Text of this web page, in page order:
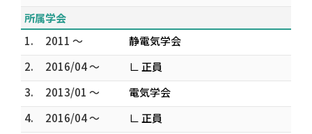
所属学会
1.
2011 ～
静電気学会
2.
2016/04 ～
∟ 正員
3.
2013/01 ～
電気学会
4.
2016/04 ～
∟ 正員